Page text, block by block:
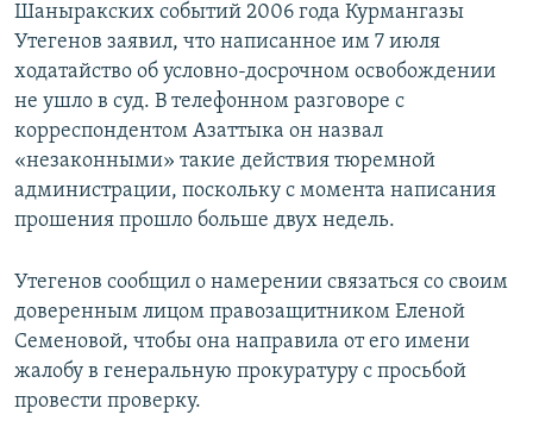
Шаныракских событий 2006 года Курмангазы
Утегенов заявил, что написанное им 7 июля
ходатайство об условно-досрочном освобождении
не ушло в суд. В телефонном разговоре с
корреспондентом Азаттыка он назвал
«незаконными» такие действия тюремной
администрации, поскольку с момента написания
прошения прошло больше двух недель.
Утегенов сообщил о намерении связаться со своим
доверенным лицом правозащитником Еленой
Семеновой, чтобы она направила от его имени
жалобу в генеральную прокуратуру с просьбой
провести проверку.